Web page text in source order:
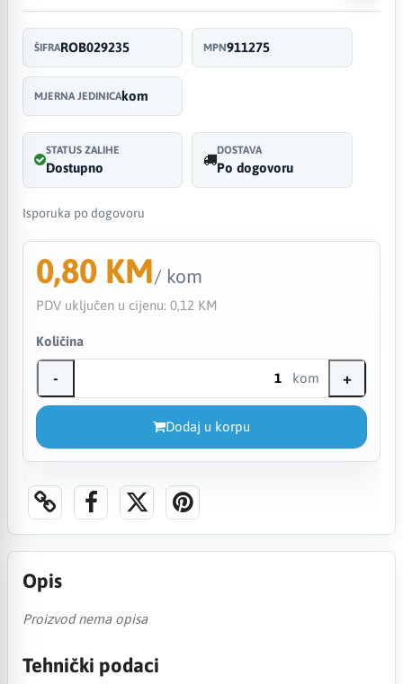
ŠIFRAROB029235 MPN911275
MJERNA JEDINICAkom
STATUS ZALIHE
Dostupno
DOSTAVA
Po dogovoru
Isporuka po dogovoru
0,80 KM/ kom
PDV uključen u cijenu: 0,12 KM
Količina
- kom +
Dodaj u korpu
Opis
Proizvod nema opisa
Tehnički podaci